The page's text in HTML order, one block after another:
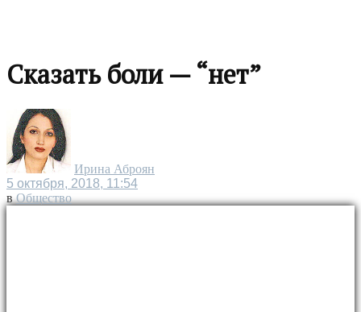
Сказать боли — “нет”
Ирина Аброян
5 октября, 2018, 11:54
в Общество